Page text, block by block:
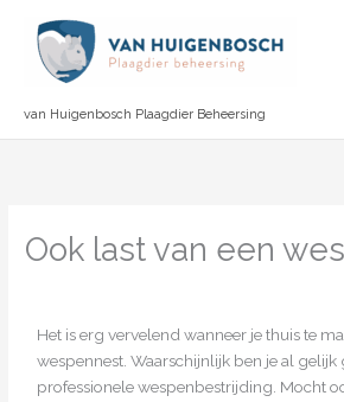
van Huigenbosch Plaagdier Beheersing
Ook last van een
Het is erg vervelend wanneer je thuis te
wespennest. Waarschijnlijk ben je al gelijk
professionele wespenbestrijding. Mocht